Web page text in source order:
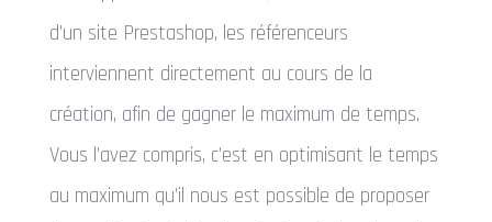
d’un site Prestashop, les référenceurs
interviennent directement au cours de la
création, afin de gagner le maximum de temps.
Vous l’avez compris, c’est en optimisant le temps
au maximum qu’il nous est possible de proposer